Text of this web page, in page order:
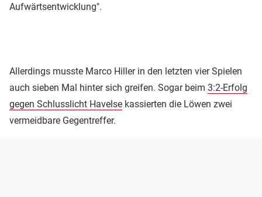
Aufwärtsentwicklung".
Allerdings musste Marco Hiller in den letzten vier Spielen
auch sieben Mal hinter sich greifen. Sogar beim 3:2-Erfolg
gegen Schlusslicht Havelse kassierten die Löwen zwei
vermeidbare Gegentreffer.